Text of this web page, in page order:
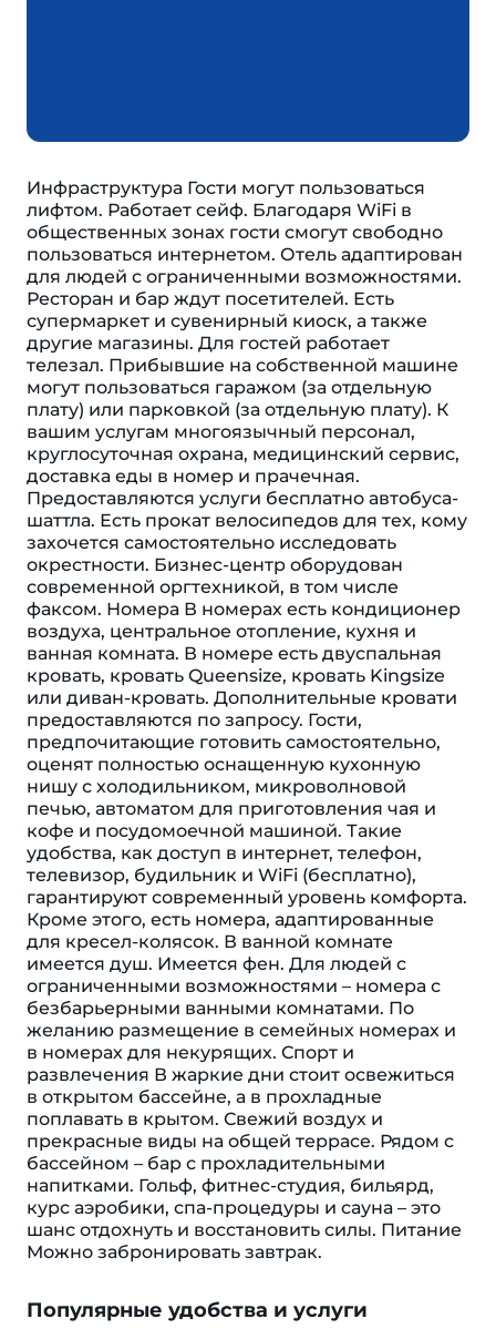
Инфраструктура Гости могут пользоваться
лифтом. Работает сейф. Благодаря WiFi в
общественных зонах гости смогут свободно
пользоваться интернетом. Отель адаптирован
для людей с ограниченными возможностями.
Ресторан и бар ждут посетителей. Есть
супермаркет и сувенирный киоск, а также
другие магазины. Для гостей работает
телезал. Прибывшие на собственной машине
могут пользоваться гаражом (за отдельную
плату) или парковкой (за отдельную плату). К
вашим услугам многоязычный персонал,
круглосуточная охрана, медицинский сервис,
доставка еды в номер и прачечная.
Предоставляются услуги бесплатно автобуса-
шаттла. Есть прокат велосипедов для тех, кому
захочется самостоятельно исследовать
окрестности. Бизнес-центр оборудован
современной оргтехникой, в том числе
факсом. Номера В номерах есть кондиционер
воздуха, центральное отопление, кухня и
ванная комната. В номере есть двуспальная
кровать, кровать Queensize, кровать Kingsize
или диван-кровать. Дополнительные кровати
предоставляются по запросу. Гости,
предпочитающие готовить самостоятельно,
оценят полностью оснащенную кухонную
нишу с холодильником, микроволновой
печью, автоматом для приготовления чая и
кофе и посудомоечной машиной. Такие
удобства, как доступ в интернет, телефон,
телевизор, будильник и WiFi (бесплатно),
гарантируют современный уровень комфорта.
Кроме этого, есть номера, адаптированные
для кресел-колясок. В ванной комнате
имеется душ. Имеется фен. Для людей с
ограниченными возможностями – номера с
безбарьерными ванными комнатами. По
желанию размещение в семейных номерах и
в номерах для некурящих. Спорт и
развлечения В жаркие дни стоит освежиться
в открытом бассейне, а в прохладные
поплавать в крытом. Свежий воздух и
прекрасные виды на общей террасе. Рядом с
бассейном – бар с прохладительными
напитками. Гольф, фитнес-студия, бильярд,
курс аэробики, спа-процедуры и сауна – это
шанс отдохнуть и восстановить силы. Питание
Можно забронировать завтрак.
Популярные удобства и услуги